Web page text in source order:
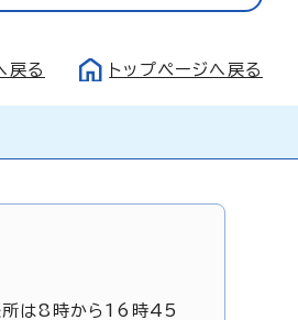
戻る トップページへ戻る
所は8時から16時45